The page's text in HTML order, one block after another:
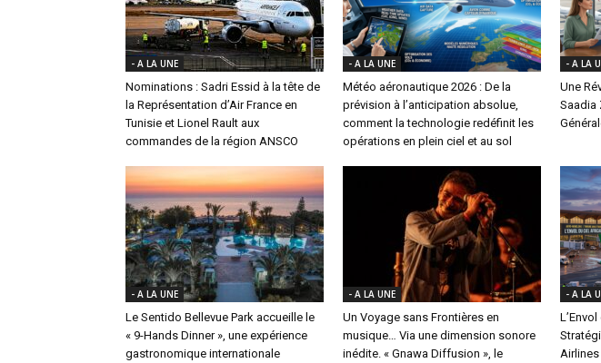
- A LA UNE
Nominations : Sadri Essid à la tête de
la Représentation d’Air France en
Tunisie et Lionel Rault aux
commandes de la région ANSCO
- A LA UNE
Météo aéronautique 2026 : De la
prévision à l’anticipation absolue,
comment la technologie redéfinit les
opérations en plein ciel et au sol
- A LA
Une
Saadia
- A LA UNE
Le Sentido Bellevue Park accueille le
« 9-Hands Dinner », une expérience
gastronomique internationale
- A LA UNE
Un Voyage sans Frontières en
musique… Via une dimension sonore
inédite. « Gnawa Diffusion », le
- A LA
Airlines